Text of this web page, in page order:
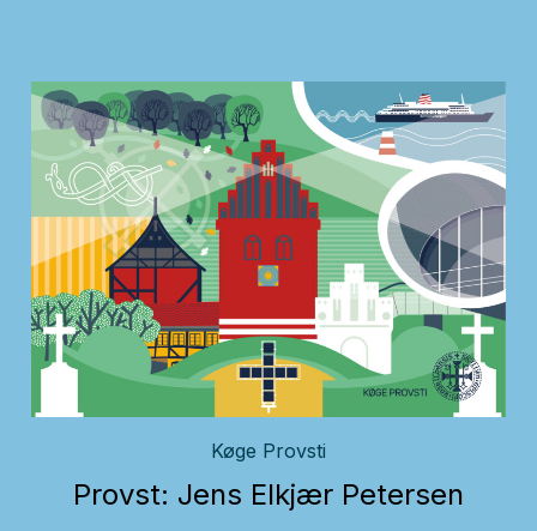
Køge Provsti
Provst: Jens Elkjær Petersen